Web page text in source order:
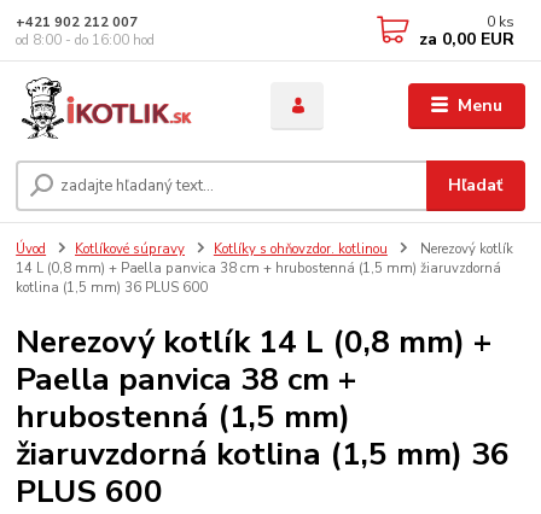
Menu
Hľadať
+421 902 212 007
od 8:00 - do 16:00 hod
0 ks
za 0,00 EUR
Úvod Kotlíkové súpravy Kotlíky s ohňovzdor. kotlinou
Nerezový kotlík
14 L (0,8 mm) + Paella panvica 38 cm + hrubostenná (1,5 mm) žiaruvzdorná
kotlina (1,5 mm) 36 PLUS 600
Nerezový kotlík 14 L (0,8 mm) +
Paella panvica 38 cm +
hrubostenná (1,5 mm)
žiaruvzdorná kotlina (1,5 mm) 36
PLUS 600